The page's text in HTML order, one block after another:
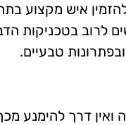
איש מקצוע
לרוב בטכניקות
טבעיים.
דרך להימנע